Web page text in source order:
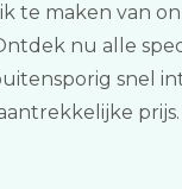
maken van
nu alle
snel